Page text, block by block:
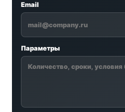
Email
Параметры